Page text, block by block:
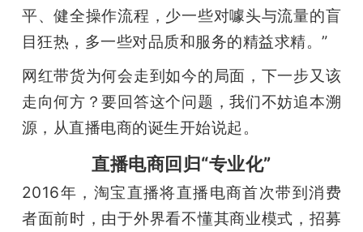
题
爱
机
平、健全操作流程，少一些对噱头与流量的盲
目狂热，多一些对品质和服务的精益求精。”
网红带货为何会走到如今的局面，下一步又该
走向何方？要回答这个问题，我们不妨追本溯
源，从直播电商的诞生开始说起。
直播电商回归“专业化”
2016年，淘宝直播将直播电商首次带到消费
者面前时，由于外界看不懂其商业模式，招募